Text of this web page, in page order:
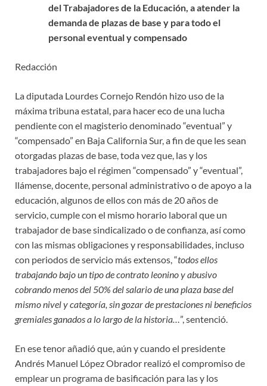
del Trabajadores de la Educación, a atender la
demanda de plazas de base y para todo el
personal eventual y compensado
Redacción
La diputada Lourdes Cornejo Rendón hizo uso de la
máxima tribuna estatal, para hacer eco de una lucha
pendiente con el magisterio denominado “eventual” y
“compensado” en Baja California Sur, a fin de que les sean
otorgadas plazas de base, toda vez que, las y los
trabajadores bajo el régimen “compensado” y “eventual”,
llámense, docente, personal administrativo o de apoyo a la
educación, algunos de ellos con más de 20 años de
servicio, cumple con el mismo horario laboral que un
trabajador de base sindicalizado o de confianza, así como
con las mismas obligaciones y responsabilidades, incluso
con periodos de servicio más extensos, “todos ellos
trabajando bajo un tipo de contrato leonino y abusivo
cobrando menos del 50% del salario de una plaza base del
mismo nivel y categoría, sin gozar de prestaciones ni beneficios
gremiales ganados a lo largo de la historia… ”, sentenció.
En ese tenor añadió que, aún y cuando el presidente
Andrés Manuel López Obrador realizó el compromiso de
emplear un programa de basificación para las y los